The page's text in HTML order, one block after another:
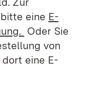
eine E-
Oder Sie
von
eine E-